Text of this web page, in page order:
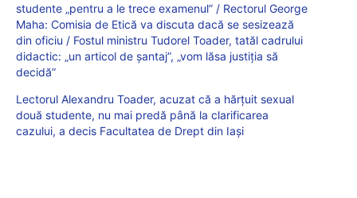
studente „pentru a le trece examenul” / Rectorul George
Maha: Comisia de Etică va discuta dacă se sesizează
din oficiu / Fostul ministru Tudorel Toader, tatăl cadrului
didactic: „un articol de șantaj”, „vom lăsa justiția să
decidă”
Lectorul Alexandru Toader, acuzat că a hărțuit sexual
două studente, nu mai predă până la clarificarea
cazului, a decis Facultatea de Drept din Iași